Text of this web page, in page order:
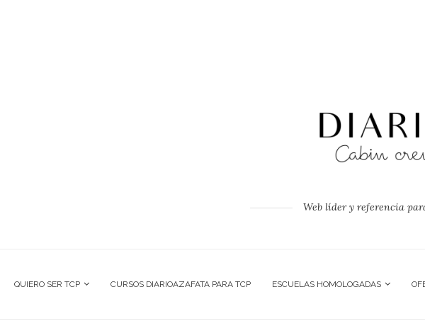
Web líder y referencia
QUIERO SER TCP CURSOS DIARIOAZAFATA PARA TCP ESCUELAS HOMOLOGADAS